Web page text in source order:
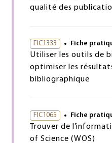
qualité des
FIC1333 Fiche
Utiliser les outils de
optimiser les
bibliographique
FIC1065 Fiche
Trouver de
of Science (WOS)